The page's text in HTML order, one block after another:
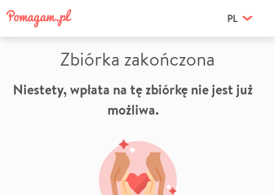
PL
Zbiórka zakończona
Niestety, wpłata na tę zbiórkę nie jest już
możliwa.